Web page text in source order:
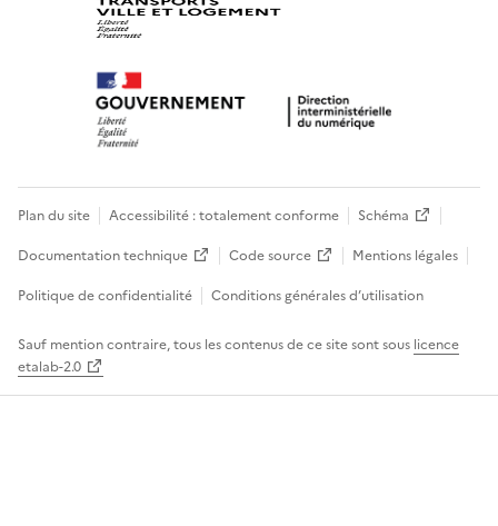
Plan du site Accessibilité : totalement conforme
Schéma
Documentation technique
Code source
Mentions légales
Politique de confidentialité
Conditions générales d’utilisation
Sauf mention contraire, tous les contenus de ce site sont sous licence
etalab-2.0